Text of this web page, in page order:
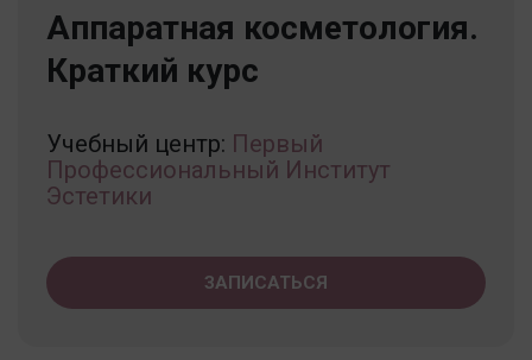
Аппаратная косметология.
Краткий курс
Учебный центр: Первый
Профессиональный Институт
Эстетики
ЗАПИСАТЬСЯ